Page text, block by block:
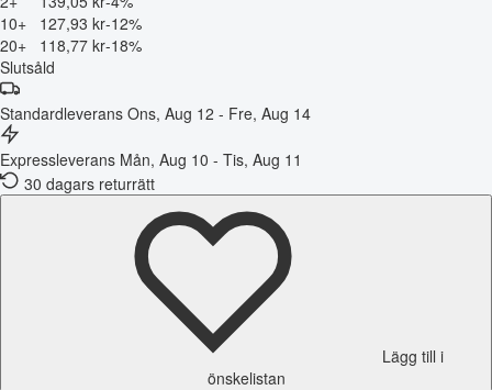
10+
127,93 kr-12%
20+
118,77 kr-18%
Slutsåld
Standardleverans Ons, Aug 12 - Fre, Aug 14
Expressleverans Mån, Aug 10 - Tis, Aug 11
30 dagars returrätt
Lägg till i
önskelistan